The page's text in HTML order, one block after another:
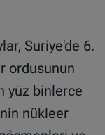
Suriye'de 6.
ordusunun
yüz binlerce
nükleer